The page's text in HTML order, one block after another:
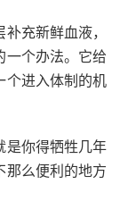
充新鲜血液，
一个办法。它给
个进入体制的机
是你得牺牲几年
那么便利的地方